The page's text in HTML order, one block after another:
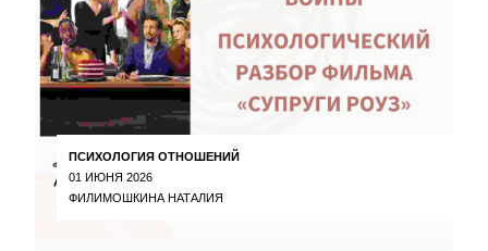
ПСИХОЛОГИЯ ОТНОШЕНИЙ
01 ИЮНЯ 2026
ФИЛИМОШКИНА НАТАЛИЯ